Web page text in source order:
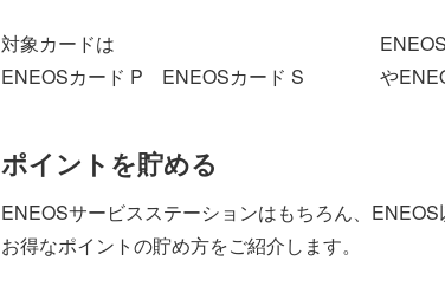
対象カードは
ENEOSカード P ENEOSカード S
や
ポイントを貯める
ENEOSサービスステーションはもちろん、
お得なポイントの貯め方をご紹介します。